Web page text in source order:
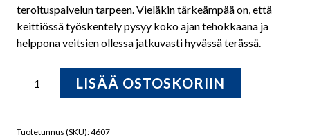
teroituspalvelun tarpeen. Vieläkin tärkeämpää on, että
keittiössä työskentely pysyy koko ajan tehokkaana ja
helppona veitsien ollessa jatkuvasti hyvässä terässä.
Choice
LISÄÄ OSTOSKORIIN
Tuotetunnus (SKU):4607